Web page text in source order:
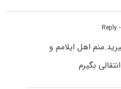
-
اهل ایلامم و
بگیرم